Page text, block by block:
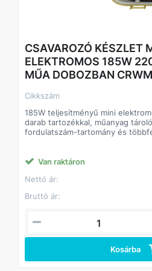
CSAVAROZÓ KÉSZLET
ELEKTROMOS 185W
MŰA DOBOZBAN CRWM
Cikkszám
185W teljesítményű mini
darab tartozékkal, műanyag
fordulatszám-tartomány és
Alkalmazás:
- Vágás
- Fúrás
- Polírozás
- Tisztítás
Előnyök
- 185W névleges teljesítmény
- 211 db tartozék
Van raktáron
Nettó ár:
Bruttó ár:
Kosárba